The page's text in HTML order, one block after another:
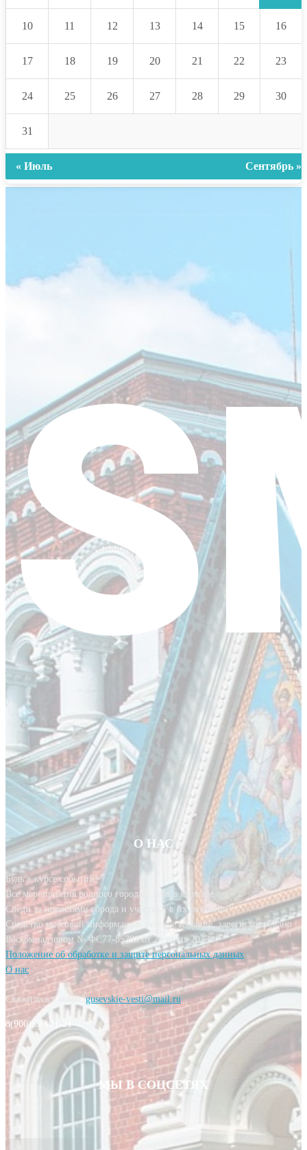
10 11 12 13 14 15 16
17 18 19 20 21 22 23
24 25 26 27 28 29 30
31
« Июль Сентябрь »
О НАС
Будь в курсе событий!
Все мероприятия родного города у тебя в кармане.
Следи за новостями города и участвуй в их создании!
Средство массовой информации, сетевое издание, зарегистрировано
Роскомнадзором № ФС77-85393 от 20 июня 2023 г.
Положение об обработке и защите персональных данных
О нас
Свяжитесь с нами:gusevskie-vesti@mail.ru
8(900)590-21-21
МЫ В СОЦСЕТЯХ